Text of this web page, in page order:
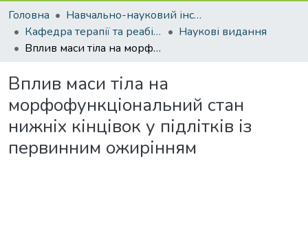
Головна
Навчально-науковий інститут здоров'я, реабілітації та фізичного виховання
Кафедра терапії та реабілітації
Наукові видання
Вплив маси тіла на морфофункціональний стан нижніх кінцівок у підлітків із первинним ожирінням
Вплив маси тіла на
морфофункціональний стан
нижніх кінцівок у підлітків із
первинним ожирінням